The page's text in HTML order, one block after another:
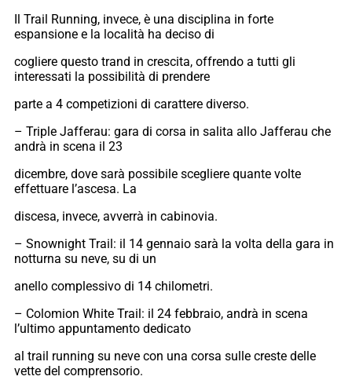
Il Trail Running, invece, è una disciplina in forte
espansione e la località ha deciso di
cogliere questo trand in crescita, offrendo a tutti gli
interessati la possibilità di prendere
parte a 4 competizioni di carattere diverso.
– Triple Jafferau: gara di corsa in salita allo Jafferau che
andrà in scena il 23
dicembre, dove sarà possibile scegliere quante volte
effettuare l’ascesa. La
discesa, invece, avverrà in cabinovia.
– Snownight Trail: il 14 gennaio sarà la volta della gara in
notturna su neve, su di un
anello complessivo di 14 chilometri.
– Colomion White Trail: il 24 febbraio, andrà in scena
l’ultimo appuntamento dedicato
al trail running su neve con una corsa sulle creste delle
vette del comprensorio.